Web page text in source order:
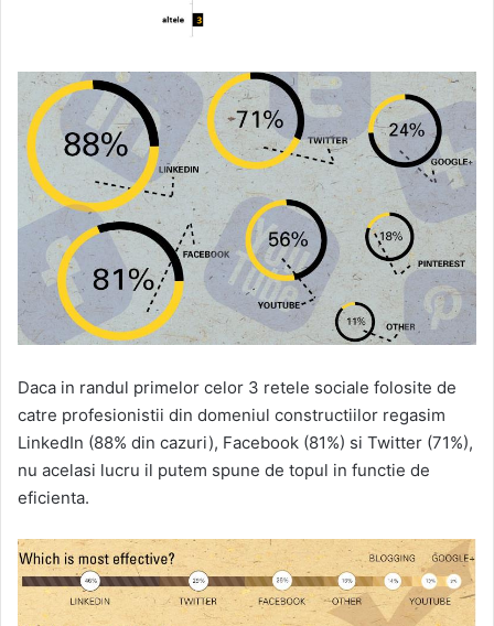
Daca in randul primelor celor 3 retele sociale folosite de
catre profesionistii din domeniul constructiilor regasim
LinkedIn (88% din cazuri), Facebook (81%) si Twitter (71%),
nu acelasi lucru il putem spune de topul in functie de
eficienta.